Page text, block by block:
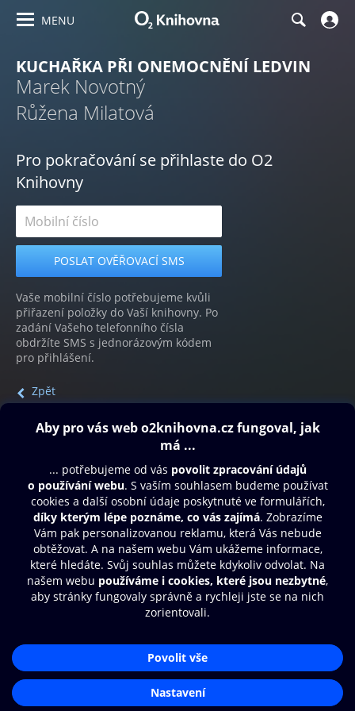
MENU
KUCHAŘKA PŘI ONEMOCNĚNÍ LEDVIN
Marek Novotný
Růžena Milatová
Pro pokračování se přihlaste do O2
Knihovny
Vaše mobilní číslo potřebujeme kvůli
přiřazení položky do Vaší knihovny. Po
zadání Vašeho telefonního čísla
obdržíte SMS s jednorázovým kódem
pro přihlášení.
Zpět
Obsah ke stažení
Moje O2 Knihovna
Další zábava
© O2 Czech Republic a.s.
Přístupnost
Zásady zpracování osobních údajůAplikace O2 Knihovna
Čti a poslouchej své e-knihy a